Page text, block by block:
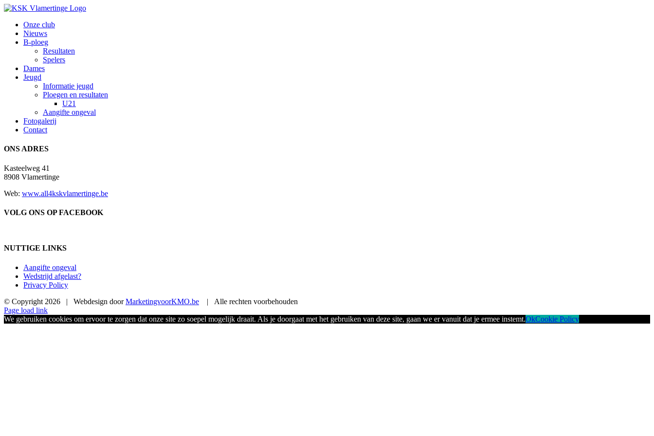
Ga
inhoudOnze club
Nieuws
B-ploeg
Resultaten
Spelers
Dames
Jeugd
Informatie jeugd
Ploegen en resultaten
U21
Aangifte ongeval
Fotogalerij
Contact
ONS ADRES
Kasteelweg 41
8908 Vlamertinge
Web: www.all4kskvlamertinge.be
VOLG ONS OP FACEBOOK
NUTTIGE LINKS
Aangifte ongeval
Wedstrijd afgelast?
Privacy Policy
© Copyright 2026 | Webdesign doorMarketingvoorKMO.be | Alle rechten voorbehouden
Page load link
We gebruiken cookies om ervoor te zorgen dat onze site zo soepel mogelijk draait. Als je doorgaat met het gebruiken van deze site, gaan we er vanuit dat je ermee instemt.OkCookie Policy